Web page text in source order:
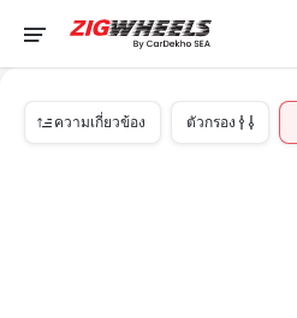
ความเกี่ยวข้อง ตัวกรอง